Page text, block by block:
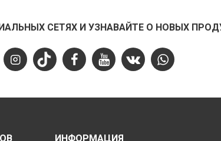
СЕТЯХ И УЗНАВАЙТЕ О НОВЫХ
ИНФОРМАЦИЯ